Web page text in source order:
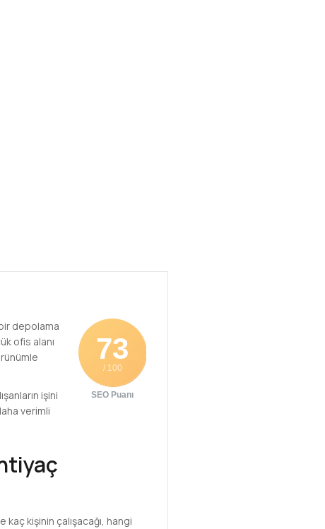
73
/ 100
SEO Puanı
depolama
ofis alanı
işini
verimli
kişinin çalışacağı, hangi